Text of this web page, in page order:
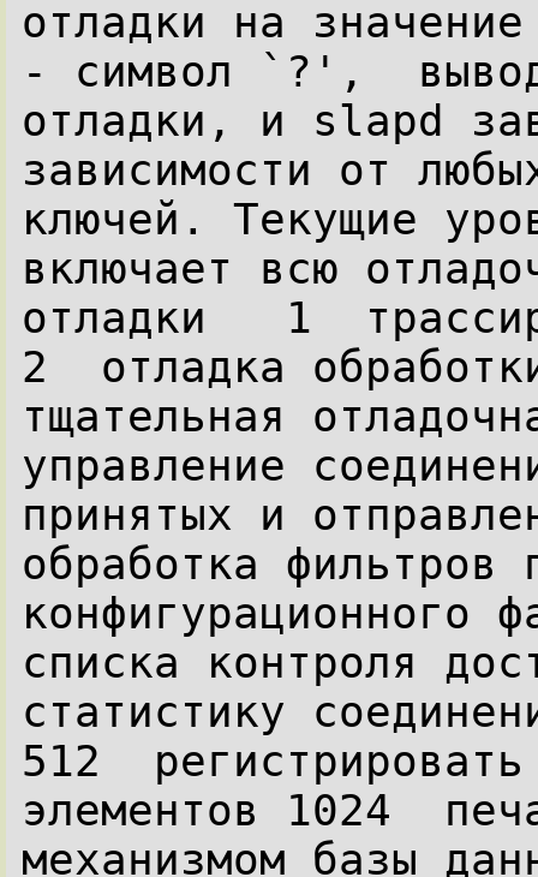
отладки на
- символ `?',
отладки, и slapd
зависимости от
ключей. Текущие
включает всю
отладки   1
2  отладка
тщательная
управление
принятых и
обработка
конфигурационного
списка контроля
статистику
512
элементов 1024
механизмом базы